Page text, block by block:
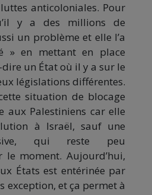
anticoloniales. Pour
y a des millions de
un problème et elle l’a
» en mettant en place
dire un État où il y a sur le
législations différentes.
situation de blocage
aux Palestiniens car elle
à Israël, sauf une
qui reste peu
le moment. Aujourd’hui,
États est entérinée par
exception, et ça permet à